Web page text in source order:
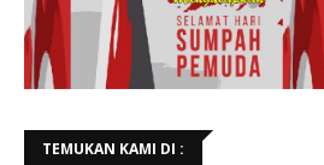
TEMUKAN KAMI DI :